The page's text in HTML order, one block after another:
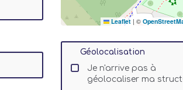
Leaflet | ©
Géolocalisation
Je n'arrive pas à
géolocaliser ma